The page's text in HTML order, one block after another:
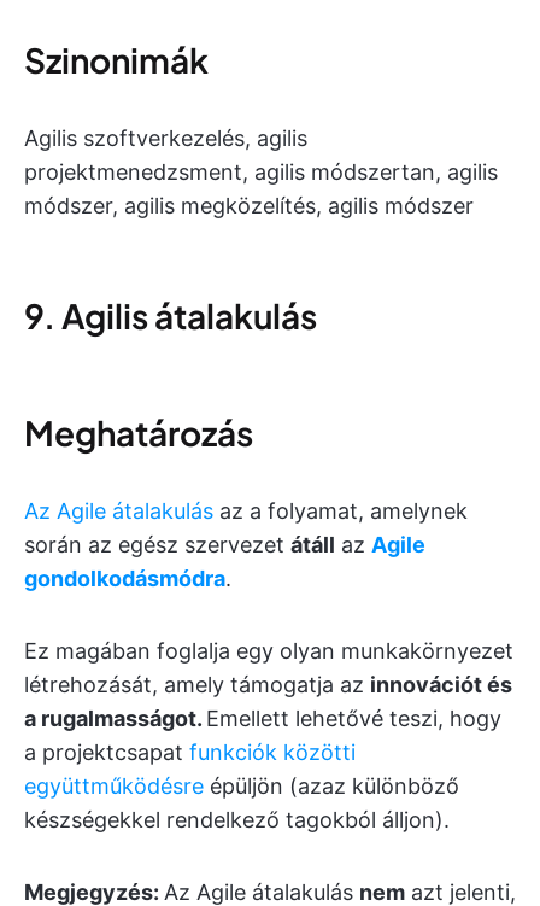
Szinonimák
Agilis szoftverkezelés, agilis
projektmenedzsment, agilis módszertan, agilis
módszer, agilis megközelítés, agilis módszer
9. Agilis átalakulás
Meghatározás
Az Agile átalakulás az a folyamat, amelynek
során az egész szervezet átáll az Agile
gondolkodásmódra.
Ez magában foglalja egy olyan munkakörnyezet
létrehozását, amely támogatja az innovációt és
a rugalmasságot. Emellett lehetővé teszi, hogy
a projektcsapat funkciók közötti
együttműködésre épüljön (azaz különböző
készségekkel rendelkező tagokból álljon).
Megjegyzés: Az Agile átalakulás nem azt jelenti,